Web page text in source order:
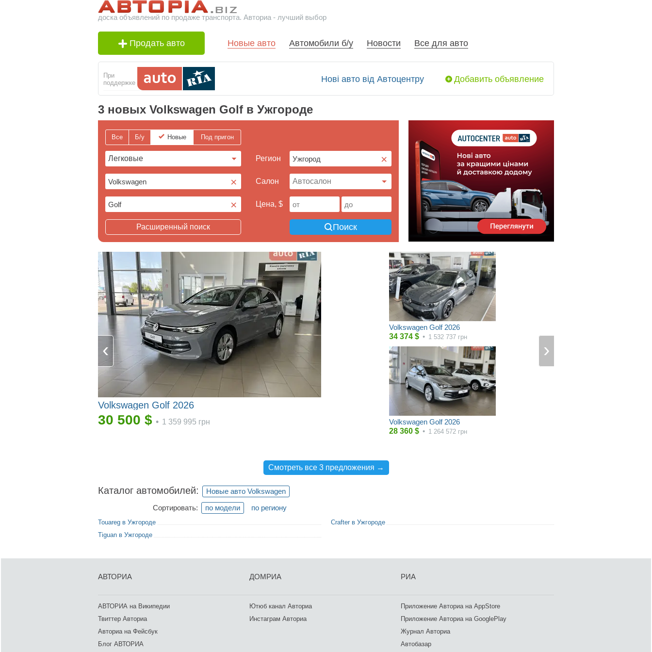
доска объявлений по продаже транспорта. Авториа - лучший выбор
Продать авто Новые авто Автомобили б/у Новости Все для авто
При
поддержке
Нові авто від Автоцентру Добавить объявление
3 новых Volkswagen Golf в Ужгороде
Все Б/у Новые Под пригон
×
×
Регион ×
Cалон
Цена, $
Расширенный поиск Поиск
Volkswagen Golf 2026
30 500 $ • 1 359 995 грн
Volkswagen Golf 2026
34 374 $ • 1 532 737 грн
Volkswagen Golf 2026
28 360 $ • 1 264 572 грн
Смотреть все 3 предложения →
Каталог автомобилей:
Новые авто Volkswagen
Сортировать:
по модели по региону
Touareg в Ужгороде
Tiguan в Ужгороде
Crafter в Ужгороде
АВТОРИА ДОМРИА РИА
АВТОРИА на Википедии
Твиттер Авториа
Авториа на Фейсбук
Блог АВТОРИА
Ютюб канал Авториа
Инстаграм Авториа
Приложение Авториа на AppStore
Приложение Авториа на GooglePlay
Журнал Авториа
Автобазар